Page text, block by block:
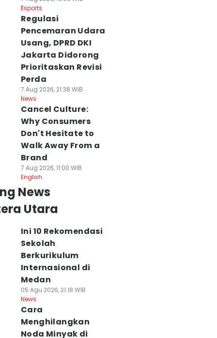
Esports
Regulasi
Pencemaran Udara
Usang, DPRD DKI
Jakarta Didorong
Prioritaskan Revisi
Perda
7 Aug 2026, 21:38 WIB
News
Cancel Culture:
Why Consumers
Don't Hesitate to
Walk Away From a
Brand
7 Aug 2026, 11:00 WIB
English
News
Utara
Ini 10 Rekomendasi
Sekolah
Berkurikulum
Internasional di
Medan
05 Agu 2026, 21:18 WIB
News
Cara
Menghilangkan
Noda Minyak di